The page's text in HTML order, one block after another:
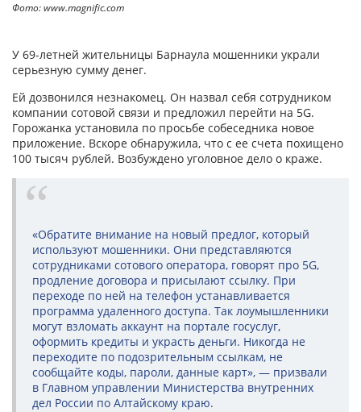
Фото: www.magnific.com
У 69-летней жительницы Барнаула мошенники украли
серьезную сумму денег.
Ей дозвонился незнакомец. Он назвал себя сотрудником
компании сотовой связи и предложил перейти на 5G.
Горожанка установила по просьбе собеседника новое
приложение. Вскоре обнаружила, что с ее счета похищено
100 тысяч рублей. Возбуждено уголовное дело о краже.
«Обратите внимание на новый предлог, который
используют мошенники. Они представляются
сотрудниками сотового оператора, говорят про 5G,
продление договора и присылают ссылку. При
переходе по ней на телефон устанавливается
программа удаленного доступа. Так лоумышленники
могут взломать аккаунт на портале госуслуг,
оформить кредиты и украсть деньги. Никогда не
переходите по подозрительным ссылкам, не
сообщайте коды, пароли, данные карт», — призвали
в Главном управлении Министерства внутренних
дел России по Алтайскому краю.